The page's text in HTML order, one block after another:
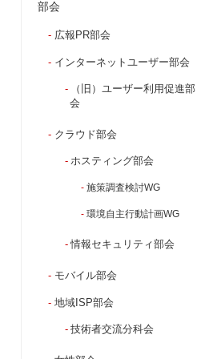
部会
広報PR部会
インターネットユーザー部会
（旧）ユーザー利用促進部
会
クラウド部会
ホスティング部会
施策調査検討WG
環境自主行動計画WG
情報セキュリティ部会
モバイル部会
地域ISP部会
技術者交流分科会